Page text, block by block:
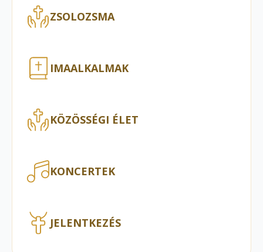
ZSOLOZSMA
IMAALKALMAK
KÖZÖSSÉGI ÉLET
KONCERTEK
JELENTKEZÉS